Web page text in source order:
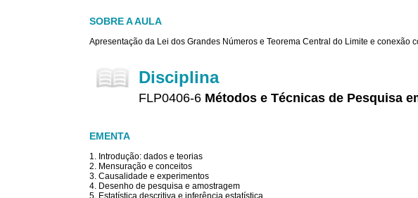
SOBRE A AULA
Apresentação da Lei dos Grandes Números e Teorema Central do Limite e conexão
Disciplina
FLP0406-6 Métodos e Técnicas de Pesquisa
EMENTA
1. Introdução: dados e teorias
2. Mensuração e conceitos
3. Causalidade e experimentos
4. Desenho de pesquisa e amostragem
5. Estatística descritiva e inferência estatística